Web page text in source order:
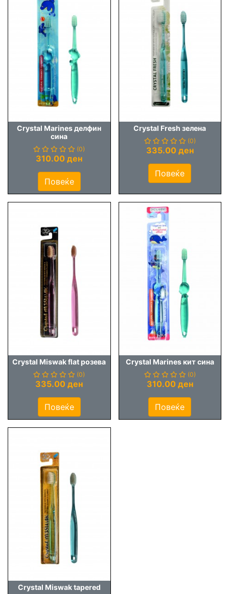
Crystal Marines делфин
сина
(0)
310.00 ден
Повеќе
Crystal Fresh зелена
(0)
335.00 ден
Повеќе
Crystal Miswak flat розева
(0)
335.00 ден
Повеќе
Crystal Marines кит сина
(0)
310.00 ден
Повеќе
Crystal Miswak tapered